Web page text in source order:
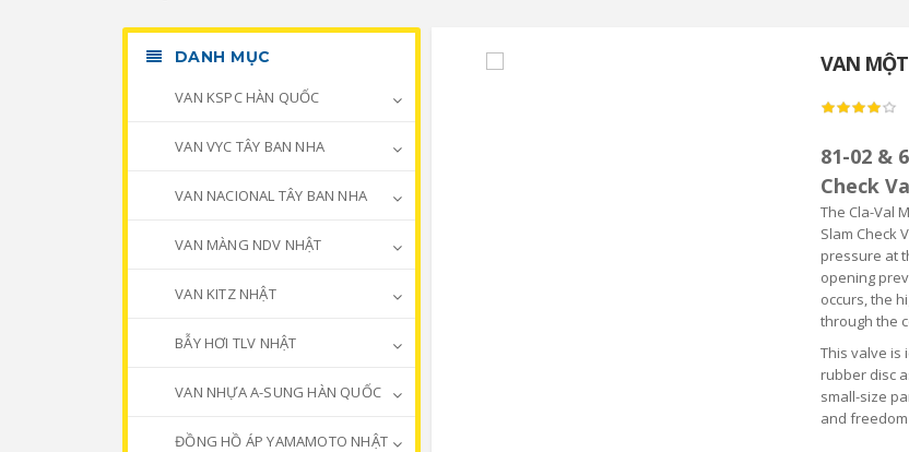
VAN
81-02 &
Check
The Cla-Val
Slam Check
pressure at
opening
occurs, the
through the
This valve is
rubber disc
small-size
and
DANH MỤC
VAN KSPC HÀN QUỐC
VAN VYC TÂY BAN NHA
VAN NACIONAL TÂY BAN NHA
VAN MÀNG NDV NHẬT
VAN KITZ NHẬT
BẪY HƠI TLV NHẬT
VAN NHỰA A-SUNG HÀN QUỐC
ĐỒNG HỒ ÁP YAMAMOTO NHẬT